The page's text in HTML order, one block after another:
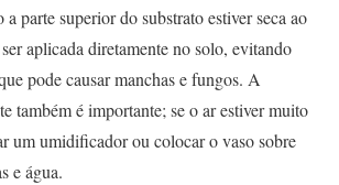
parte superior do substrato estiver seca ao
aplicada diretamente no solo, evitando
pode causar manchas e fungos. A
também é importante; se o ar estiver muito
um umidificador ou colocar o vaso sobre
e água.